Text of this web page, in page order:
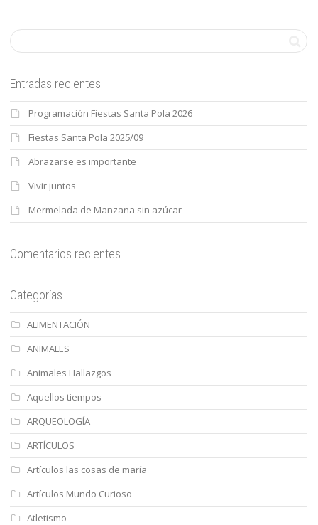
Entradas recientes
Programación Fiestas Santa Pola 2026
Fiestas Santa Pola 2025/09
Abrazarse es importante
Vivir juntos
Mermelada de Manzana sin azúcar
Comentarios recientes
Categorías
ALIMENTACIÓN
ANIMALES
Animales Hallazgos
Aquellos tiempos
ARQUEOLOGÍA
ARTÍCULOS
Artículos las cosas de maría
Artículos Mundo Curioso
Atletismo